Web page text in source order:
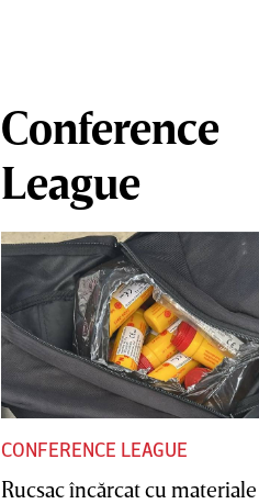
Conference
League
CONFERENCE LEAGUE
Rucsac încărcat cu materiale